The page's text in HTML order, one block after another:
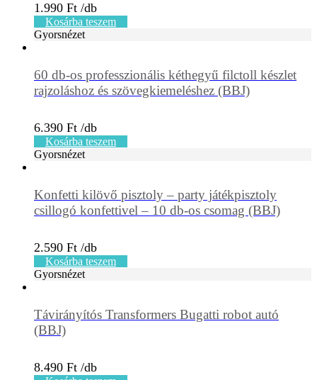
1.990 Ft
Kosárba teszem
Gyorsnézet
60 db-os professzionális kéthegyű filctoll készlet
rajzoláshoz és szövegkiemeléshez (BBJ)
6.390 Ft
Kosárba teszem
Gyorsnézet
Konfetti kilövő pisztoly – party játékpisztoly
csillogó konfettivel – 10 db-os csomag (BBJ)
2.590 Ft
Kosárba teszem
Gyorsnézet
Távirányítós Transformers Bugatti robot autó
(BBJ)
8.490 Ft